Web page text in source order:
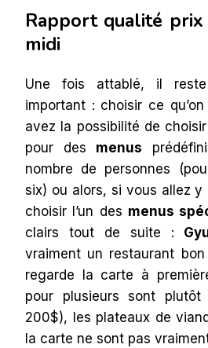
Rapport qualité
midi
Une fois attablé, il
important : choisir ce
avez la possibilité de choisir
pour des menus
nombre de personnes
six) ou alors, si vous allez y
choisir l’un des menus
clairs tout de suite :
vraiment un restaurant
regarde la carte à
pour plusieurs sont
200$), les plateaux de
la carte ne sont pas